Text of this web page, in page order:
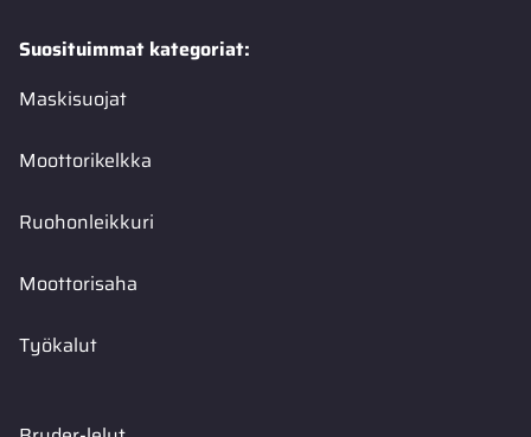
Suosituimmat kategoriat:
Maskisuojat
Moottorikelkka
Ruohonleikkuri
Moottorisaha
Työkalut